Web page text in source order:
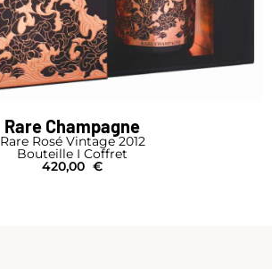
Rare Champagne
Rare Rosé Vintage 2012
Bouteille I Coffret
420,00 €